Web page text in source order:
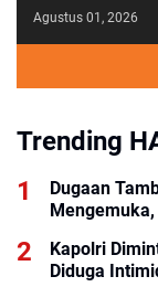
Agustus 01, 2026
Trending
Dugaan
Kapolri
Diduga